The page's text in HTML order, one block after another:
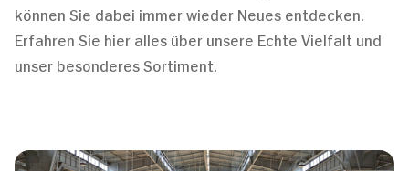
können Sie dabei immer wieder Neues entdecken.
Erfahren Sie hier alles über unsere Echte Vielfalt und
unser besonderes Sortiment.